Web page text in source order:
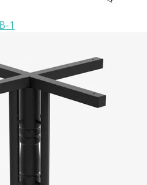
1